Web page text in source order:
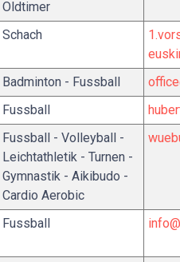
Oldtimer
Schach
Badminton - Fussball
Fussball
Fussball - Volleyball -
Leichtathletik - Turnen -
Gymnastik - Aikibudo -
Cardio Aerobic
Fussball